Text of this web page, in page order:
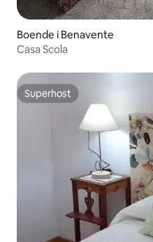
Boende i Benavente
Casa Scola
Superhost
Superhost